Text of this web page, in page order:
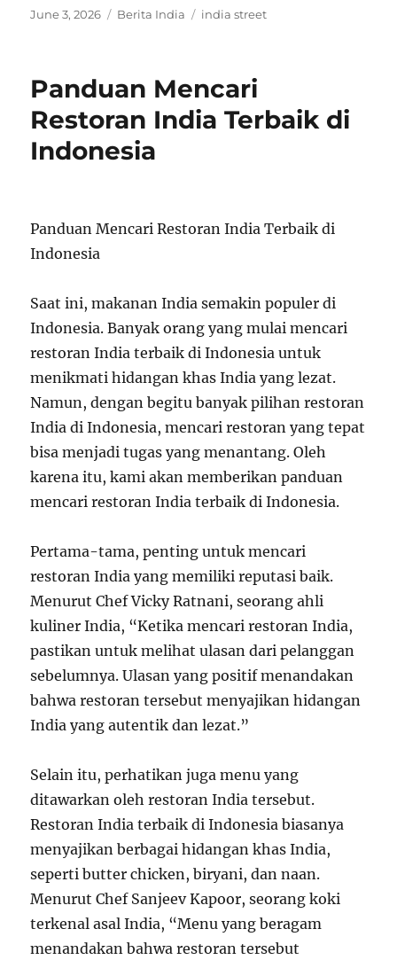
Posted
June 3, 2026 Categories
Berita India Tags
india street
Panduan Mencari
Restoran India Terbaik di
Indonesia
Panduan Mencari Restoran India Terbaik di
Indonesia
Saat ini, makanan India semakin populer di
Indonesia. Banyak orang yang mulai mencari
restoran India terbaik di Indonesia untuk
menikmati hidangan khas India yang lezat.
Namun, dengan begitu banyak pilihan restoran
India di Indonesia, mencari restoran yang tepat
bisa menjadi tugas yang menantang. Oleh
karena itu, kami akan memberikan panduan
mencari restoran India terbaik di Indonesia.
Pertama-tama, penting untuk mencari
restoran India yang memiliki reputasi baik.
Menurut Chef Vicky Ratnani, seorang ahli
kuliner India, “Ketika mencari restoran India,
pastikan untuk melihat ulasan dari pelanggan
sebelumnya. Ulasan yang positif menandakan
bahwa restoran tersebut menyajikan hidangan
India yang autentik dan lezat.”
Selain itu, perhatikan juga menu yang
ditawarkan oleh restoran India tersebut.
Restoran India terbaik di Indonesia biasanya
menyajikan berbagai hidangan khas India,
seperti butter chicken, biryani, dan naan.
Menurut Chef Sanjeev Kapoor, seorang koki
terkenal asal India, “Menu yang beragam
menandakan bahwa restoran tersebut